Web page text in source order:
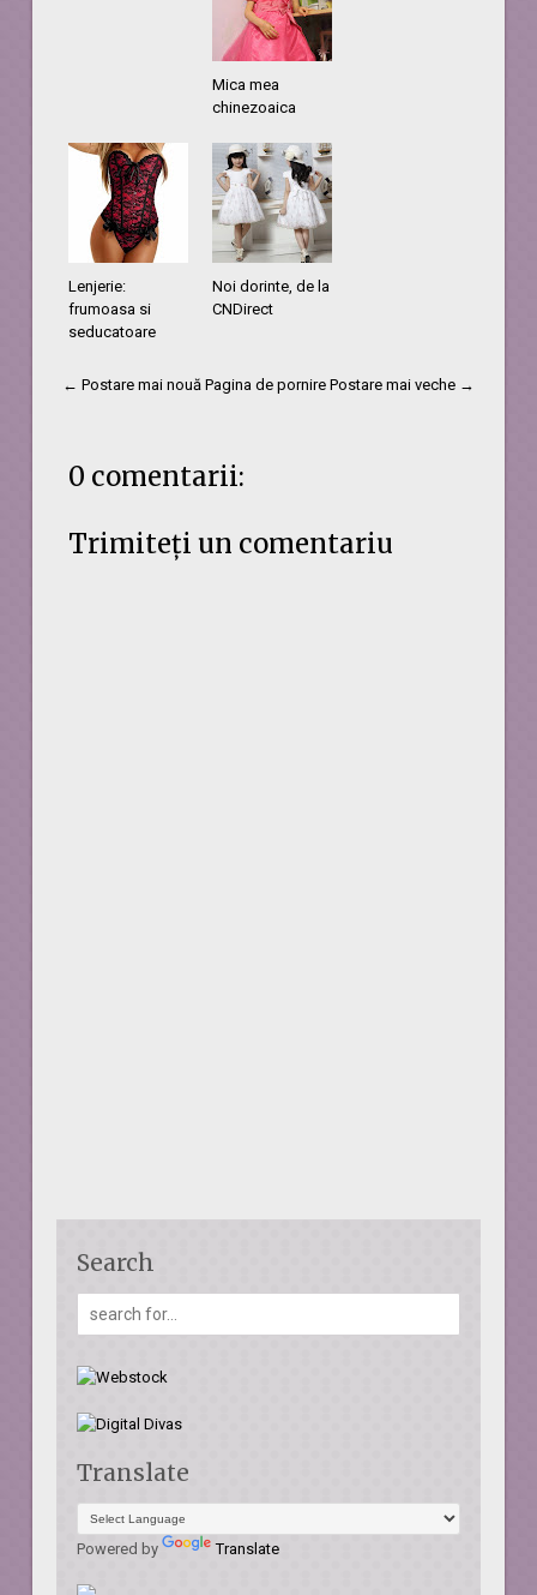
Mica mea
chinezoaica
Lenjerie:
frumoasa si
seducatoare
Noi dorinte, de la
CNDirect
← Postare mai nouă Postare mai veche →
Pagina de pornire
0 comentarii:
Trimiteți un comentariu
Search
Translate
Powered by Translate